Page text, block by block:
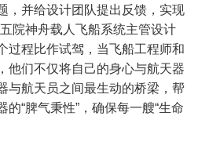
，并给设计团队提出反馈，实现
院神舟载人飞船系统主管设计
过程比作试驾，当飞船工程师和
他们不仅将自己的身心与航天器
与航天员之间最生动的桥梁，帮
“脾气秉性”，确保每一艘“生命